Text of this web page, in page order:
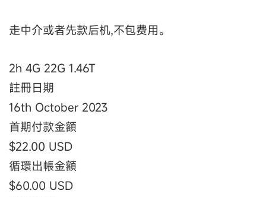
走中介或者先款后机,不包费用。
2h 4G 22G 1.46T
註冊日期
16th October 2023
首期付款金額
$22.00 USD
循環出帳金額
$60.00 USD